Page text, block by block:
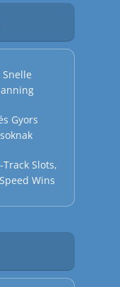
Snelle
Gyors
Slots,
Wins